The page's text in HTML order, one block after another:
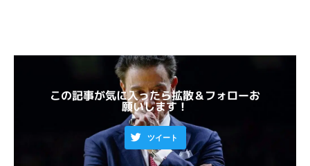
この記事が気に入ったら拡散＆フォローお
願いします！
ツイート